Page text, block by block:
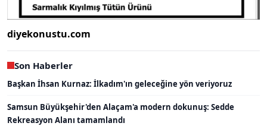
diyekonustu.com
Son Haberler
Başkan İhsan Kurnaz: İlkadım'ın geleceğine yön veriyoruz
Samsun Büyükşehir'den Alaçam'a modern dokunuş: Sedde
Rekreasyon Alanı tamamlandı